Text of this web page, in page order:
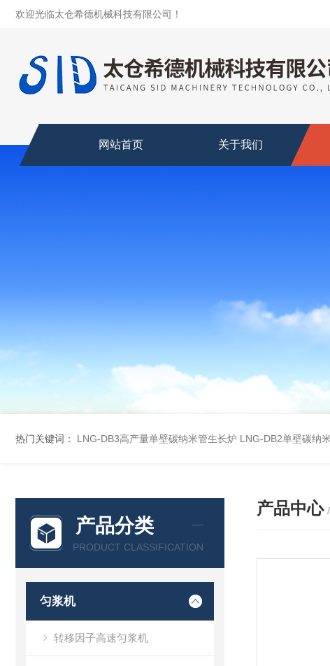
欢迎光临太仓希德机械科技有限公司！
网站首页 关于我们
热门关键词： LNG-DB3高产量单壁碳纳米管生长炉 LNG-DB2单壁碳纳
产品分类
PRODUCT CLASSIFICATION
匀浆机
转移因子高速匀浆机
产品中心